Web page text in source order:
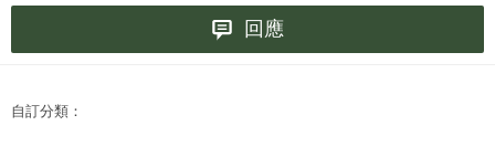
回應
自訂分類：